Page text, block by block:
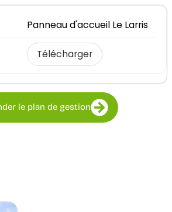
Panneau d'accueil Le Larris
Télécharger
le plan de gestion